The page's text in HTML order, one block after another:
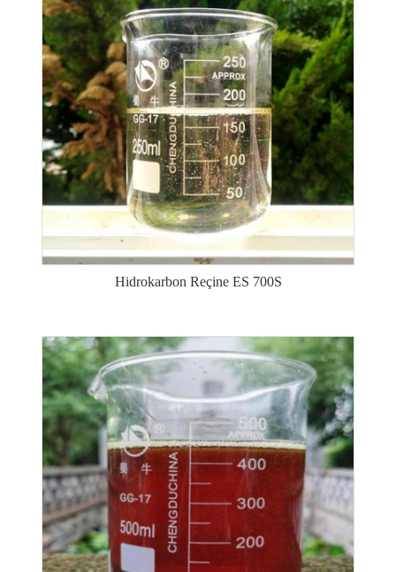
Hidrokarbon Reçine ES 700S